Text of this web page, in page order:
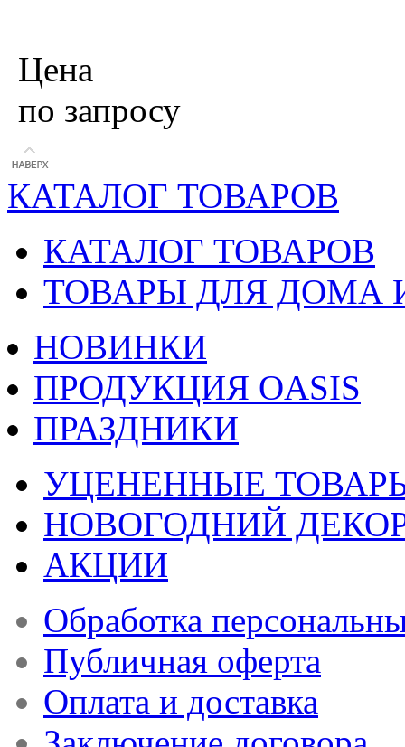
Цена
по запросу
КАТАЛОГ ТОВАРОВ
КАТАЛОГ ТОВАРОВ
ТОВАРЫ ДЛЯ ДОМА
НОВИНКИ
ПРОДУКЦИЯ OASIS
ПРАЗДНИКИ
УЦЕНЕННЫЕ
НОВОГОДНИЙ
АКЦИИ
Обработка
Публичная оферта
Оплата и доставка